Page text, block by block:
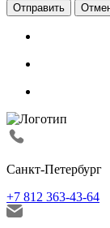
Санкт-Петербург
+7 812 363-43-64